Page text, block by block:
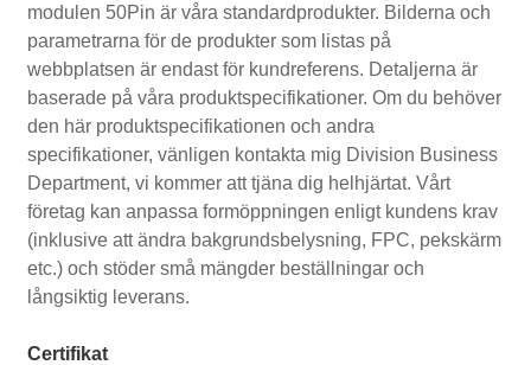
modulen 50Pin är våra standardprodukter. Bilderna och
parametrarna för de produkter som listas på
webbplatsen är endast för kundreferens. Detaljerna är
baserade på våra produktspecifikationer. Om du behöver
den här produktspecifikationen och andra
specifikationer, vänligen kontakta mig Division Business
Department, vi kommer att tjäna dig helhjärtat. Vårt
företag kan anpassa formöppningen enligt kundens krav
(inklusive att ändra bakgrundsbelysning, FPC, pekskärm
etc.) och stöder små mängder beställningar och
långsiktig leverans.
Certifikat